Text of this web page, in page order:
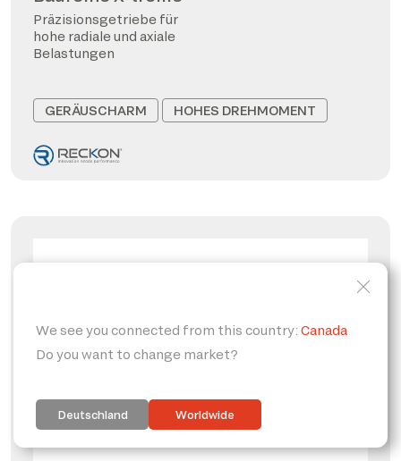
Präzisionsgetriebe für
hohe radiale und axiale
Belastungen
GERÄUSCHARM HOHES DREHMOMENT